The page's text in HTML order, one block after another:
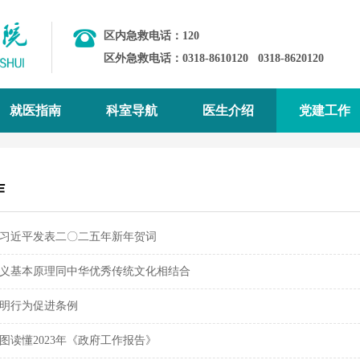
就医指南 科室导航 医生介绍 党建工作
区内急救电话：120
区外急救电话：0318-8610120 0318-8620120
近平发表二〇二五年新年贺词
基本原理同中华优秀传统文化相结合
行为促进条例
读懂2023年《政府工作报告》